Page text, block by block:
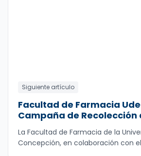
Siguiente artículo
Facultad de Farmacia
Campaña de Recolección
Farmacéuticos de Uso
La Facultad de Farmacia de la
Concepción, en colaboración con